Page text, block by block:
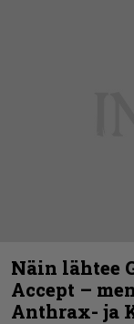
Näin lähtee
Accept –
Anthrax- ja